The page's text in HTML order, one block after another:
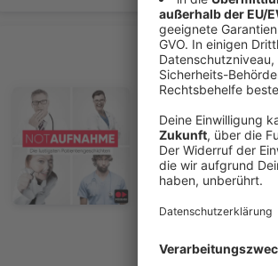
Audiotitel - Die schönsten Zahnunfälle
Die schönsten
Wenn die Zähne
ist spezialisiert auf
geht in Deckung,
Baumfällers. Bei
Hooligans lernen, die ihre nächste
zu den Werbepartnern und
Podcast schalten?